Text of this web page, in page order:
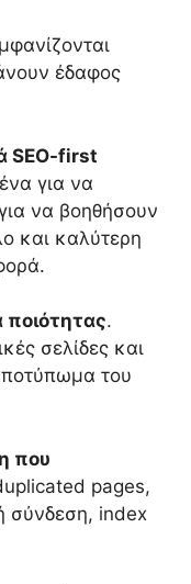
έδαφος
SEO-first
για να
να βοηθήσουν
και καλύτερη
ποιότητας.
σελίδες και
του
που
pages,
σύνδεση, index